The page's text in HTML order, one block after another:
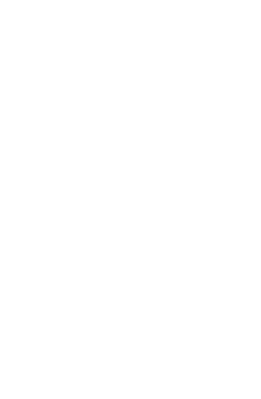
|
fine descrittivo e possono variare